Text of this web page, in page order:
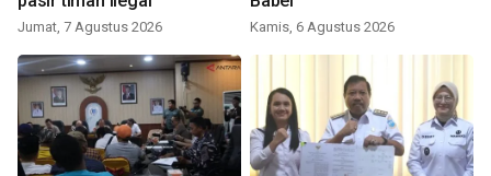
Jumat, 7 Agustus 2026 Kamis, 6 Agustus 2026